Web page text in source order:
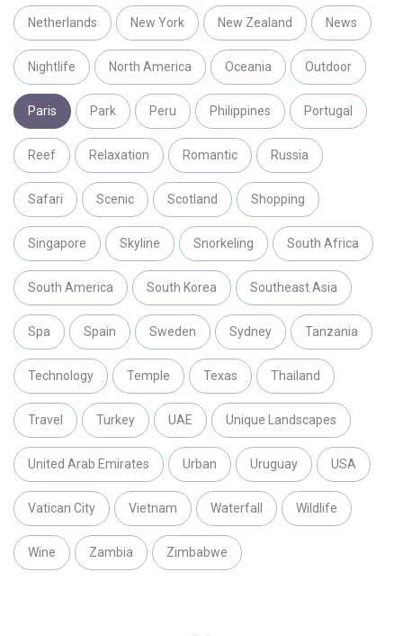
Netherlands New York New Zealand News
Nightlife North America Oceania Outdoor
Paris Park Peru Philippines Portugal
Reef Relaxation Romantic Russia
Safari Scenic Scotland Shopping
Singapore Skyline Snorkeling South Africa
South America South Korea Southeast Asia
Spa Spain Sweden Sydney Tanzania
Technology Temple Texas Thailand
Travel Turkey UAE Unique Landscapes
United Arab Emirates Urban Uruguay USA
Vatican City Vietnam Waterfall Wildlife
Wine Zambia Zimbabwe